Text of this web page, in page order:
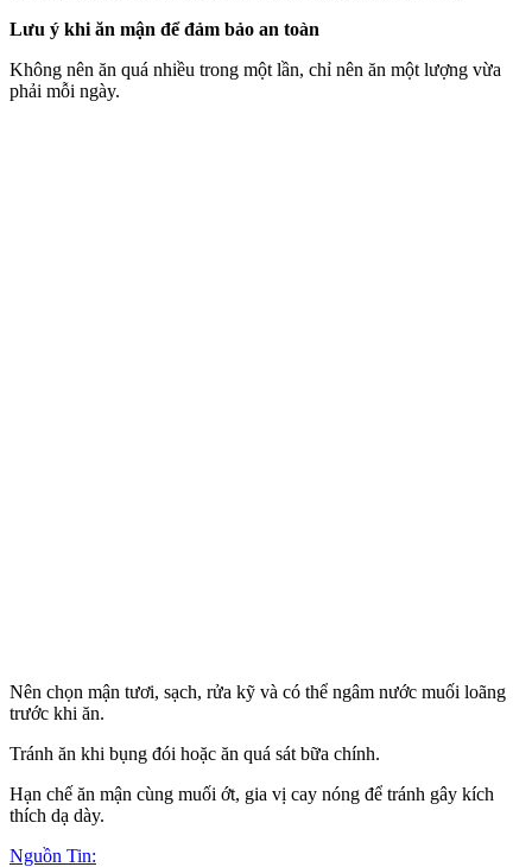
Lưu ý khi ăn mận để đảm bảo an toàn
Không nên ăn quá nhiều trong một lần, chỉ nên ăn một lượng vừa
phải mỗi ngày.
Nên chọn mận tươi, sạch, rửa kỹ và có thể ngâm nước muối loãng
trước khi ăn.
Tránh ăn khi bụng đói hoặc ăn quá sát bữa chính.
Hạn chế ăn mận cùng muối ớt, gia vị cay nóng để tránh gây kíc‌h
thí‌ch dạ dày.
Nguồn Tin: